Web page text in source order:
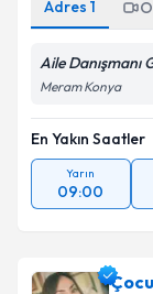
Metni
Adres 1
Aile Danışmanı
Meram Konya
En Yakın Saatler
Yarın
09:00